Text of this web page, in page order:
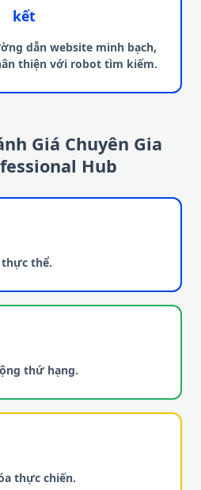
kết
dẫn website minh bạch,
thiện với robot tìm kiếm.
Giá Chuyên Gia
Hub
thể.
thứ hạng.
thực chiến.